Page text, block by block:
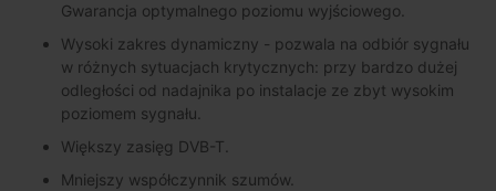
Gwarancja optymalnego poziomu wyjściowego.
Wysoki zakres dynamiczny - pozwala na odbiór sygnału
w różnych sytuacjach krytycznych: przy bardzo dużej
odległości od nadajnika po instalacje ze zbyt wysokim
poziomem sygnału.
Większy zasięg DVB-T.
Mniejszy współczynnik szumów.